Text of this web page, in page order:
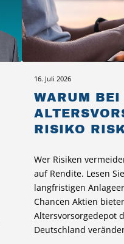
WARUM BEI
RISIKO
Wer Risiken
auf Rendite. Lesen
langfristigen
Chancen Aktien
Altersvorsorgedepot
Deutschland
16. Juli 2026